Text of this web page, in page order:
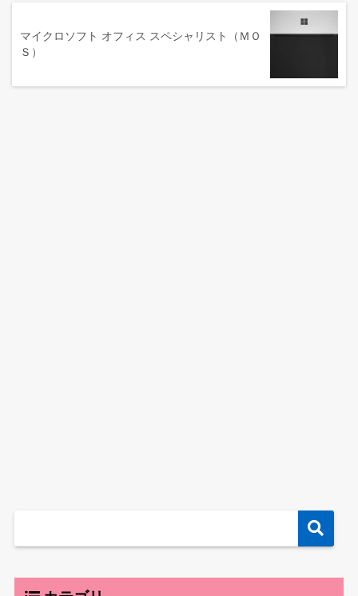
マイクロソフト オフィス スペシャリスト（ＭＯ
Ｓ）